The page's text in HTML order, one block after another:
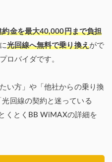
約金を最大40,000円まで負担
光回線へ無料で乗り換えがで
ロバイダです。
い方」や「他社からの乗り換
回線の契約と迷っている
くとくBB WiMAXの詳細を